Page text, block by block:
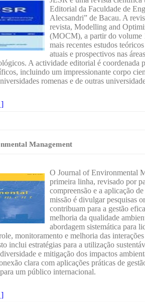
Editorial da Faculdade de
Alecsandri” de Bacau. A
revista, Modelling and
(MOCM), a partir do volume
mais recentes estudos
atuais e prospectivos nas
A actividade editorial é
incluindo um impressionante corpo
romenas e de outras
]
Management
O Journal of Environmental
primeira linha, revisado por
compreensão e a aplicação
missão é divulgar pesquisas
contribuam para a gestão
melhoria da qualidade
abordagem sistemática para
monitoramento e melhoria das
inclui estratégias para a utilização
e mitigação dos impactos
clara com aplicações práticas de
um público internacional.
]